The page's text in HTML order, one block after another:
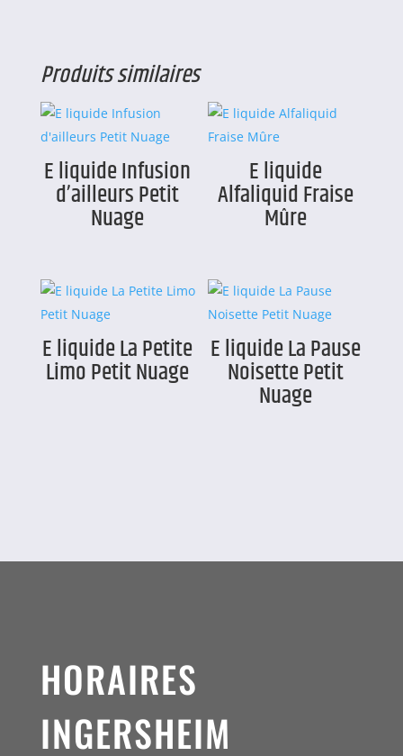
Produits similaires
E liquide Infusion
d’ailleurs Petit
Nuage
E liquide
Alfaliquid Fraise
Mûre
E liquide La Petite
Limo Petit Nuage
E liquide La Pause
Noisette Petit
Nuage
HORAIRES
INGERSHEIM